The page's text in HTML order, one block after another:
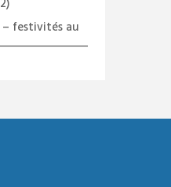
festivités au